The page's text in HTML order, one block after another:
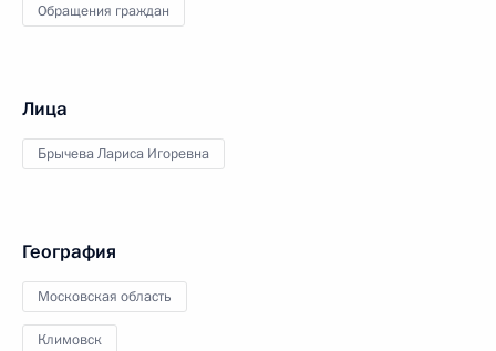
Обращения граждан
Лица
Брычева Лариса Игоревна
География
Московская область
Климовск